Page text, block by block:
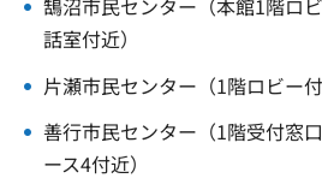
鵠沼市民センター（本館1階ロ
話室付近）
片瀬市民センター（1階ロビー
善行市民センター（1階受付窓
ース4付近）